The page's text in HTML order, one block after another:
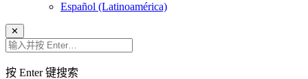
Español (Latinoamérica)
✕
按 Enter 键搜索